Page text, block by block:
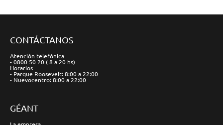
CONTÁCTANOS
Atención telefónica
- 0800 50 20 ( 8 a 20 hs)
Horarios
- Parque Roosevelt: 8:00 a 22:00
- Nuevocentro: 8:00 a 22:00
GÉANT